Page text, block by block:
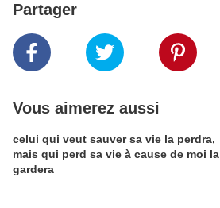
Partager
Vous aimerez aussi
celui qui veut sauver sa vie la perdra,
mais qui perd sa vie à cause de moi la
gardera